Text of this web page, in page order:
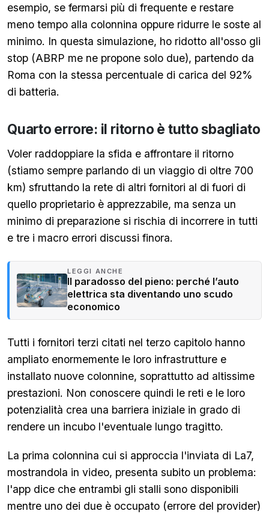
esempio, se fermarsi più di frequente e restare
meno tempo alla colonnina oppure ridurre le soste al
minimo. In questa simulazione, ho ridotto all'osso gli
stop (ABRP me ne propone solo due), partendo da
Roma con la stessa percentuale di carica del 92%
di batteria.
Quarto errore: il ritorno è tutto sbagliato
Voler raddoppiare la sfida e affrontare il ritorno
(stiamo sempre parlando di un viaggio di oltre 700
km) sfruttando la rete di altri fornitori al di fuori di
quello proprietario è apprezzabile, ma senza un
minimo di preparazione si rischia di incorrere in tutti
e tre i macro errori discussi finora.
LEGGI ANCHE
Il paradosso del pieno: perché l’auto
elettrica sta diventando uno scudo
economico
Tutti i fornitori terzi citati nel terzo capitolo hanno
ampliato enormemente le loro infrastrutture e
installato nuove colonnine, soprattutto ad altissime
prestazioni. Non conoscere quindi le reti e le loro
potenzialità crea una barriera iniziale in grado di
rendere un incubo l'eventuale lungo tragitto.
La prima colonnina cui si approccia l'inviata di La7,
mostrandola in video, presenta subito un problema:
l'app dice che entrambi gli stalli sono disponibili
mentre uno dei due è occupato (errore del provider)